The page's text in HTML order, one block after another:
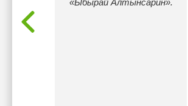
«Ыбырай Алтынсарин».